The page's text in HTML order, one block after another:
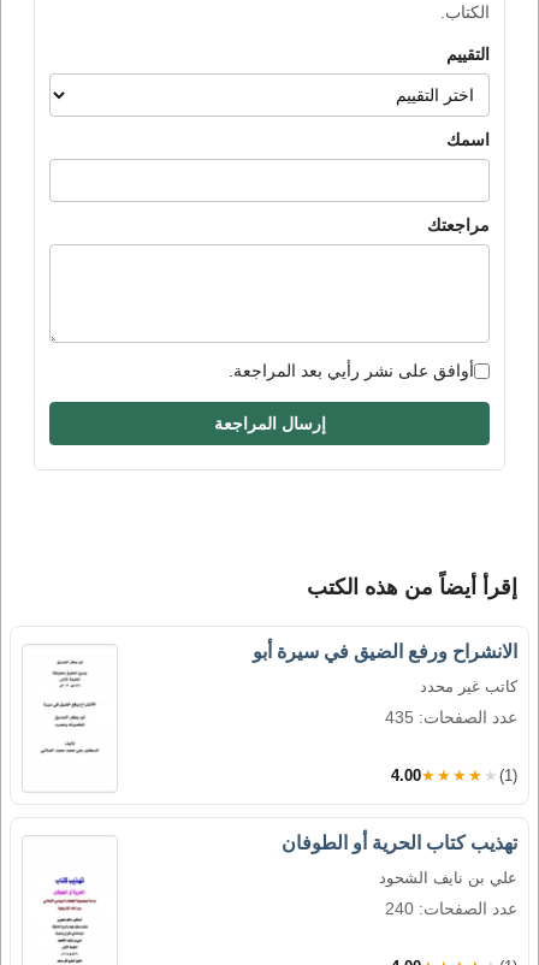
الكتاب.
التقييم
اسمك
مراجعتك
أوافق على نشر رأيي بعد المراجعة.
إرسال المراجعة
إقرأ أيضاً من هذه الكتب
الانشراح ورفع الضيق في سيرة أبو
كاتب غير محدد
عدد الصفحات: 435
4.00★★★★★ (1)
تهذيب كتاب الحرية أو الطوفان
علي بن نايف الشحود
عدد الصفحات: 240